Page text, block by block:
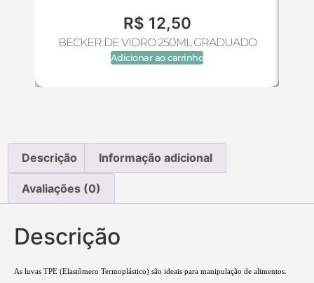
R$ 12,50
BECKER DE VIDRO 250ML GRADUADO
Adicionar ao carrinho
Descrição Informação adicional
Avaliações (0)
Descrição
As luvas TPE (Elastômero Termoplástico) são ideais para manipulação de alimentos.